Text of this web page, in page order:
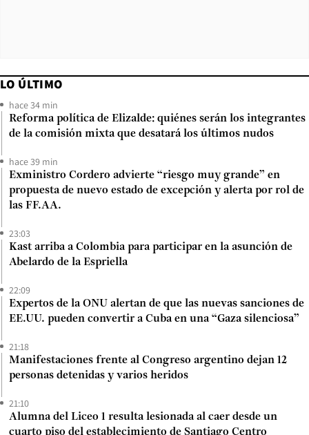
LO ÚLTIMO
hace 34 min
Reforma política de Elizalde: quiénes serán los integrantes
de la comisión mixta que desatará los últimos nudos
hace 39 min
Exministro Cordero advierte “riesgo muy grande” en
propuesta de nuevo estado de excepción y alerta por rol de
las FF.AA.
23:03
Kast arriba a Colombia para participar en la asunción de
Abelardo de la Espriella
22:09
Expertos de la ONU alertan de que las nuevas sanciones de
EE.UU. pueden convertir a Cuba en una “Gaza silenciosa”
21:18
Manifestaciones frente al Congreso argentino dejan 12
personas detenidas y varios heridos
21:10
Alumna del Liceo 1 resulta lesionada al caer desde un
cuarto piso del establecimiento de Santiago Centro